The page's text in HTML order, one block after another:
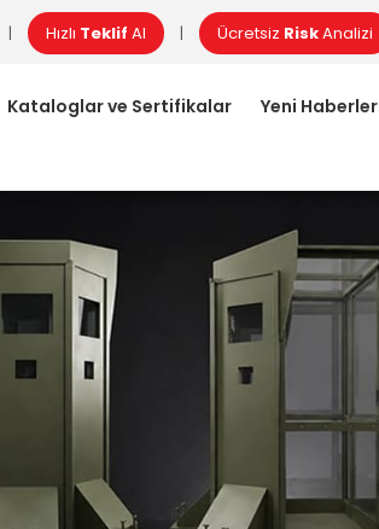
| Hızlı Teklif Al | Ücretsiz RiskAnalizi
Kataloglar ve Sertifikalar
Yeni Haberler